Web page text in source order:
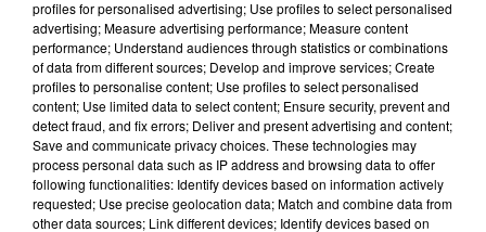
15 000 PERSONNES ATTENDUES À
MONTBRISON POUR LE TOUR DE FRANCE
FÉMININ
profiles for personalised advertising; Use profiles to select personalised
advertising; Measure advertising performance; Measure content
performance; Understand audiences through statistics or combinations
of data from different sources; Develop and improve services; Create
profiles to personalise content; Use profiles to select personalised
content; Use limited data to select content; Ensure security, prevent and
detect fraud, and fix errors; Deliver and present advertising and content;
Save and communicate privacy choices. These technologies may
process personal data such as IP address and browsing data to offer
following functionalities: Identify devices based on information actively
requested; Use precise geolocation data; Match and combine data from
other data sources; Link different devices; Identify devices based on